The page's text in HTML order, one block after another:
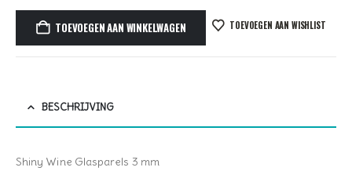
TOEVOEGEN AAN WINKELWAGEN TOEVOEGEN AAN WISHLIST
BESCHRIJVING
Shiny Wine Glasparels 3 mm